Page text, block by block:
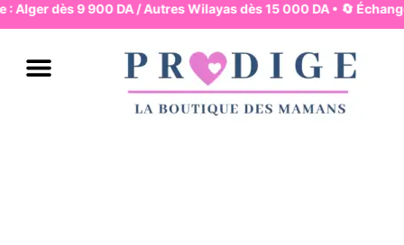
Alger dès 9 900 DA / Autres Wilayas dès 15 000 DA • 🔄